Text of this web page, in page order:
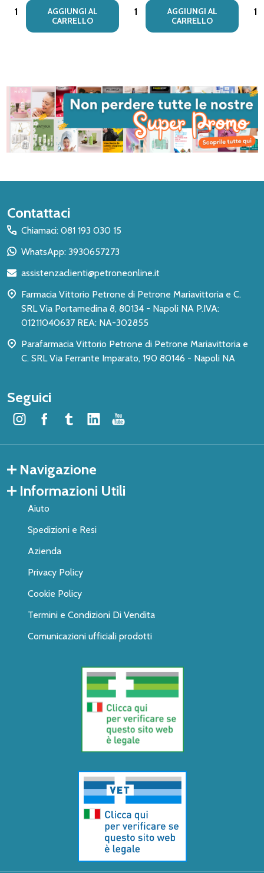
Quantità:
AGGIUNGI AL
CARRELLO
Quantità:
AGGIUNGI AL
CARRELLO
Inizio
del
piè
pagina
Contattaci
Chiamaci: 081 193 030 15
WhatsApp: 3930657273
assistenzaclienti@petroneonline.it
Farmacia Vittorio Petrone di Petrone Mariavittoria e C.
SRL Via Portamedina 8, 80134 - Napoli NA P.IVA:
01211040637 REA: NA-302855
Parafarmacia Vittorio Petrone di Petrone Mariavittoria e
C. SRL Via Ferrante Imparato, 190 80146 - Napoli NA
Seguici
Navigazione
Informazioni Utili
Aiuto
Spedizioni e Resi
Azienda
Privacy Policy
Cookie Policy
Termini e Condizioni Di Vendita
Comunicazioni ufficiali prodotti